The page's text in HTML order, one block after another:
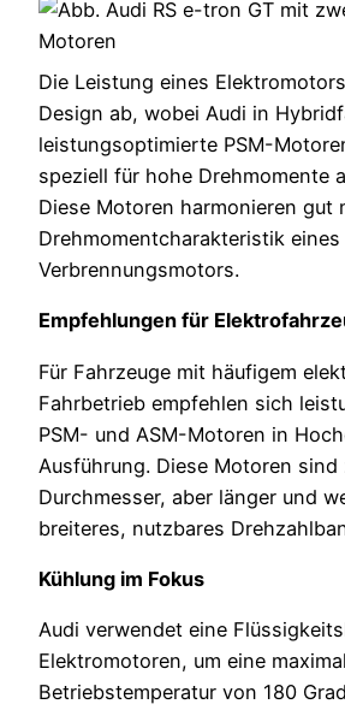
Die Leistung eines
Design ab, wobei Audi in
leistungsoptimierte PSM-
speziell für hohe Drehmomente
Diese Motoren harmonieren gut
Drehmomentcharakteristik eines
Verbrennungsmotors.
Empfehlungen für
Für Fahrzeuge mit häufigem
Fahrbetrieb empfehlen sich
PSM- und ASM-Motoren in
Ausführung. Diese Motoren sind
Durchmesser, aber länger und
breiteres, nutzbares
Kühlung im Fokus
Audi verwendet eine
Elektromotoren, um eine
Betriebstemperatur von 180